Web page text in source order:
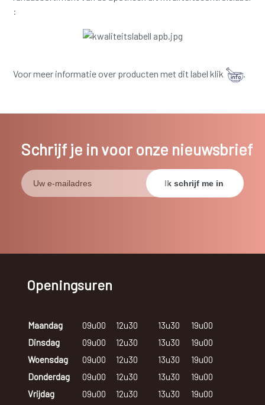
:
Voor meer informatie over producten met dit label klik .
Schrijf je in voor onze nieuwsbrief
Openingsuren
Maandag 09u00 12u30 13u30
19u00
Dinsdag
09u00 12u30 13u30
19u00
Woensdag
09u00 12u30 13u30
19u00
Donderdag
09u00 12u30 13u30
19u00
Vrijdag
09u00 12u30 13u30
19u00